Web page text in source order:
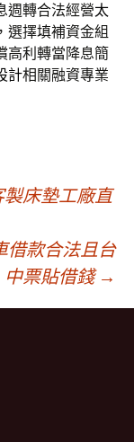
週轉合法經營太
選擇填補資金組
高利轉當降息簡
計相關融資專業
床墊工廠直
借款合法且台
中票貼借錢 →